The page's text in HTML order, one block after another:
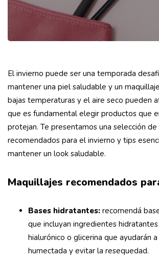
El invierno puede ser una temporada
mantener una piel saludable y un
bajas temperaturas y el aire seco pueden
que es fundamental elegir productos que
protejan. Te presentamos una selección
recomendados para el invierno y tips
mantener un look saludable.
Maquillajes recomendados
Bases hidratantes: recomendá
que incluyan ingredientes
hialurónico o glicerina que ayudarán
humectada y evitar la resequedad.